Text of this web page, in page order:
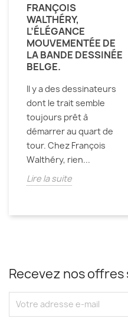
FRANÇOIS
WALTHÉRY,
L’ÉLÉGANCE
MOUVEMENTÉE DE
LA BANDE DESSINÉE
BELGE.
Il y a des dessinateurs
dont le trait semble
toujours prêt à
démarrer au quart de
tour. Chez François
Walthéry, rien...
Lire la suite
Recevez nos offres